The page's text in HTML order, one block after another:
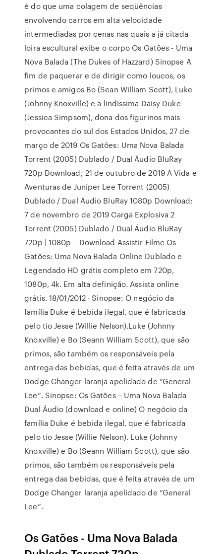
é do que uma colagem de seqüências
envolvendo carros em alta velocidade
intermediadas por cenas nas quais a já citada
loira escultural exibe o corpo Os Gatões - Uma
Nova Balada (The Dukes of Hazzard) Sinopse A
fim de paquerar e de dirigir como loucos, os
primos e amigos Bo (Sean William Scott), Luke
(Johnny Knoxville) e a lindíssima Daisy Duke
(Jessica Simpsom), dona dos figurinos mais
provocantes do sul dos Estados Unidos, 27 de
março de 2019 Os Gatões: Uma Nova Balada
Torrent (2005) Dublado / Dual Áudio BluRay
720p Download; 21 de outubro de 2019 A Vida e
Aventuras de Juniper Lee Torrent (2005)
Dublado / Dual Áudio BluRay 1080p Download;
7 de novembro de 2019 Carga Explosiva 2
Torrent (2005) Dublado / Dual Áudio BluRay
720p | 1080p – Download Assistir Filme Os
Gatões: Uma Nova Balada Online Dublado e
Legendado HD grátis completo em 720p,
1080p, 4k. Em alta definição. Assista online
grátis. 18/01/2012 · Sinopse: O negócio da
família Duke é bebida ilegal, que é fabricada
pelo tio Jesse (Willie Nelson).Luke (Johnny
Knoxville) e Bo (Seann William Scott), que são
primos, são também os responsáveis pela
entrega das bebidas, que é feita através de um
Dodge Changer laranja apelidado de “General
Lee”. Sinopse: Os Gatões – Uma Nova Balada
Dual Áudio (download e online) O negócio da
família Duke é bebida ilegal, que é fabricada
pelo tio Jesse (Willie Nelson). Luke (Johnny
Knoxville) e Bo (Seann William Scott), que são
primos, são também os responsáveis pela
entrega das bebidas, que é feita através de um
Dodge Changer laranja apelidado de “General
Lee”.
Os Gatões - Uma Nova Balada